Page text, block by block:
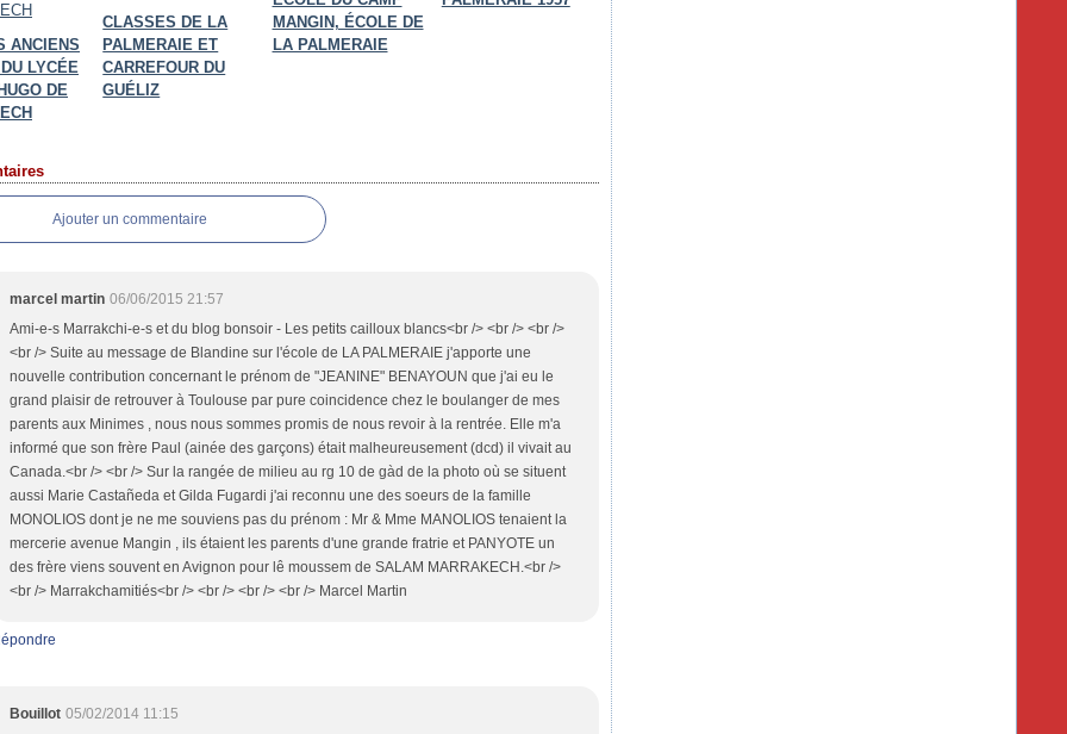
ANCIENS
LYCÉE
DE
CLASSES DE LA
PALMERAIE ET
CARREFOUR DU
GUÉLIZ
MANGIN, ÉCOLE DE
LA PALMERAIE
Ajouter un commentaire
marcel martin 06/06/2015 21:57
Ami-e-s Marrakchi-e-s et du blog bonsoir - Les petits cailloux blancs<br /> <br /> <br />
<br /> Suite au message de Blandine sur l'école de LA PALMERAIE j'apporte une
nouvelle contribution concernant le prénom de "JEANINE" BENAYOUN que j'ai eu le
grand plaisir de retrouver à Toulouse par pure coincidence chez le boulanger de mes
parents aux Minimes , nous nous sommes promis de nous revoir à la rentrée. Elle m'a
informé que son frère Paul (ainée des garçons) était malheureusement (dcd) il vivait au
Canada.<br /> <br /> Sur la rangée de milieu au rg 10 de gàd de la photo où se situent
aussi Marie Castañeda et Gilda Fugardi j'ai reconnu une des soeurs de la famille
MONOLIOS dont je ne me souviens pas du prénom : Mr & Mme MANOLIOS tenaient la
mercerie avenue Mangin , ils étaient les parents d'une grande fratrie et PANYOTE un
des frère viens souvent en Avignon pour lê moussem de SALAM MARRAKECH.<br />
<br /> Marrakchamitiés<br /> <br /> <br /> <br /> Marcel Martin
Bouillot 05/02/2014 11:15